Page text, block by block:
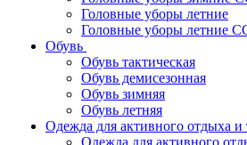
Головные уборы летние
Головные уборы летние
Обувь
Обувь тактическая
Обувь демисезонная
Обувь зимняя
Обувь летняя
Одежда для активного отдыха и
Одежда для активного